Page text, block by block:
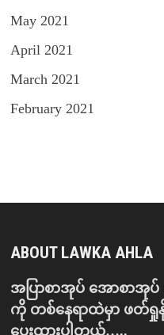
May 2021
April 2021
March 2021
February 2021
ABOUT LAWKA AHLA
အပြာစာအုပ် အောစာအုပ်
ကို တစ်နေရာထဲမှာ ဖတ်
ပေးထားပါတယ်…..